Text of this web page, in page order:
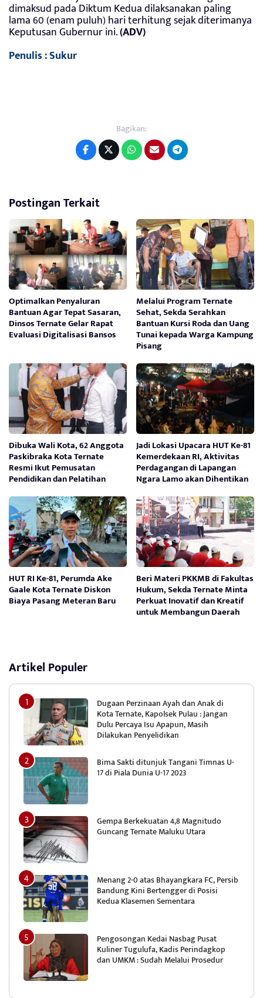
dimaksud pada Diktum Kedua dilaksanakan paling
lama 60 (enam puluh) hari terhitung sejak diterimanya
Keputusan Gubernur ini.(ADV)
Penulis : Sukur
Bagikan:
Postingan Terkait
Optimalkan Penyaluran
Bantuan Agar Tepat Sasaran,
Dinsos Ternate Gelar Rapat
Evaluasi Digitalisasi Bansos
Melalui Program Ternate
Sehat, Sekda Serahkan
Bantuan Kursi Roda dan Uang
Tunai kepada Warga Kampung
Pisang
Dibuka Wali Kota, 62 Anggota
Paskibraka Kota Ternate
Resmi Ikut Pemusatan
Pendidikan dan Pelatihan
Jadi Lokasi Upacara HUT Ke-81
Kemerdekaan RI, Aktivitas
Perdagangan di Lapangan
Ngara Lamo akan Dihentikan
HUT RI Ke-81, Perumda Ake
Gaale Kota Ternate Diskon
Biaya Pasang Meteran Baru
Beri Materi PKKMB di Fakultas
Hukum, Sekda Ternate Minta
Perkuat Inovatif dan Kreatif
untuk Membangun Daerah
Artikel Populer
Dugaan Perzinaan Ayah dan Anak di
Kota Ternate, Kapolsek Pulau : Jangan
Dulu Percaya Isu Apapun, Masih
Dilakukan Penyelidikan
Bima Sakti ditunjuk Tangani Timnas U-
17 di Piala Dunia U-17 2023
Gempa Berkekuatan 4,8 Magnitudo
Guncang Ternate Maluku Utara
Menang 2-0 atas Bhayangkara FC, Persib
Bandung Kini Bertengger di Posisi
Kedua Klasemen Sementara
Pengosongan Kedai Nasbag Pusat
Kuliner Tugulufa, Kadis Perindagkop
dan UMKM : Sudah Melalui Prosedur